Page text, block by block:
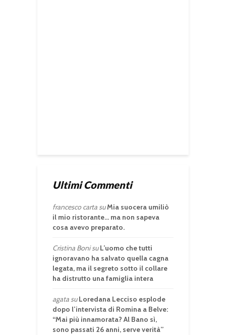
Ultimi Commenti
francesco cartasuMia suocera umiliò
il mio ristorante… ma non sapeva
cosa avevo preparato.
Cristina BonisuL’uomo che tutti
ignoravano ha salvato quella cagna
legata, ma il segreto sotto il collare
ha distrutto una famiglia intera
agatasuLoredana Lecciso esplode
dopo l’intervista di Romina a Belve:
“Mai più innamorata? Al Bano sì,
sono passati 26 anni, serve verità”